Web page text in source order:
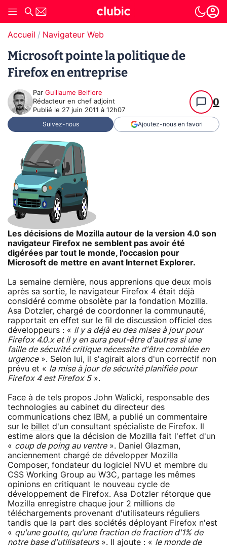
Accueil Navigateur Web
Microsoft pointe la politique de
Firefox en entreprise
Par Guillaume Belfiore
Rédacteur en chef adjoint
Publié le 27 juin 2011 à 12h07
0
Suivez-nous Ajoutez-nous en favori
Les décisions de Mozilla autour de la version 4.0 son
navigateur Firefox ne semblent pas avoir été
digérées par tout le monde, l'occasion pour
Microsoft de mettre en avant Internet Explorer.
La semaine dernière, nous apprenions que deux mois
après sa sortie, le navigateur Firefox 4 était déjà
considéré comme obsolète par la fondation Mozilla.
Asa Dotzler, chargé de coordonner la communauté,
rapportait en effet sur le fil de discussion officiel des
développeurs : « il y a déjà eu des mises à jour pour
Firefox 4.0.x et il y en aura peut-être d'autres si une
faille de sécurité critique nécessite d'être comblée en
urgence». Selon lui, il s'agirait alors d'un correctif non
prévu et « la mise à jour de sécurité planifiée pour
Firefox 4 est Firefox 5».
Face à de tels propos John Walicki, responsable des
technologies au cabinet du directeur des
communications chez IBM, a publié un commentaire
sur le billet d'un consultant spécialiste de Firefox. Il
estime alors que la décision de Mozilla fait l'effet d'un
« coup de poing au ventre». Daniel Glazman,
anciennement chargé de développer Mozilla
Composer, fondateur du logiciel NVU et membre du
CSS Working Group au W3C, partage les mêmes
opinions en critiquant le nouveau cycle de
développement de Firefox. Asa Dotzler rétorque que
Mozilla enregistre chaque jour 2 millions de
téléchargements provenant d'utilisateurs réguliers
tandis que la part des sociétés déployant Firefox n'est
« qu'une goutte, qu'une fraction de fraction d'1% de
notre base d'utilisateurs». Il ajoute : « le monde de